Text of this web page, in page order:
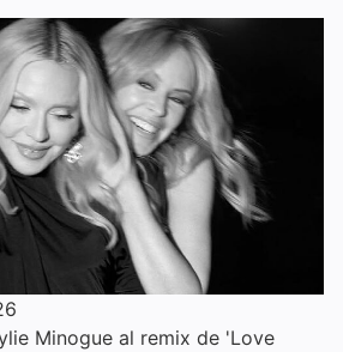
Minogue al remix de 'Love